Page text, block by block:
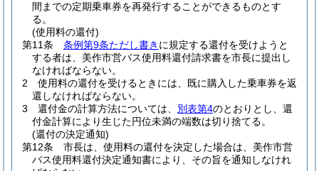
間までの定期乗車券を再発行することができるものとす
る。
(使用料の還付)
第11条
条例第9条ただし書き に規定する還付を受けようと
する者は、美作市営バス使用料還付請求書を市長に提出し
なければならない。
2
使用料の還付を受けるときには、既に購入した乗車券を返
還しなければならない。
3
還付金の計算方法については、 別表第4のとおりとし、還
付金計算により生じた円位未満の端数は切り捨てる。
(還付の決定通知)
第12条
市長は、使用料の還付を決定した場合は、美作市営
バス使用料還付決定通知書により、その旨を通知しなけれ